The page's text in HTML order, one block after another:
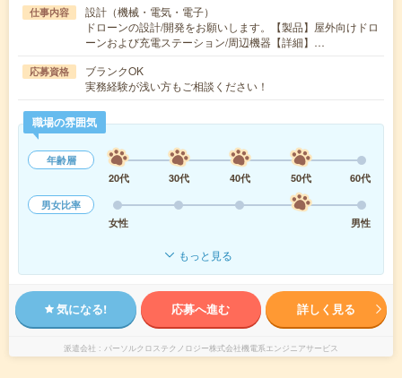
仕事内容
設計（機械・電気・電子）
ドローンの設計/開発をお願いします。【製品】屋外向けドロ
ーンおよび充電ステーション/周辺機器【詳細】…
応募資格
ブランクOK
実務経験が浅い方もご相談ください！
職場の雰囲気
年齢層
20代
30代 40代 50代
60代
男女比率
女性
男性
もっと見る
気になる! 応募へ進む 詳しく見る
派遣会社 パーソルクロステクノロジー株式会社機電系エンジニアサービス